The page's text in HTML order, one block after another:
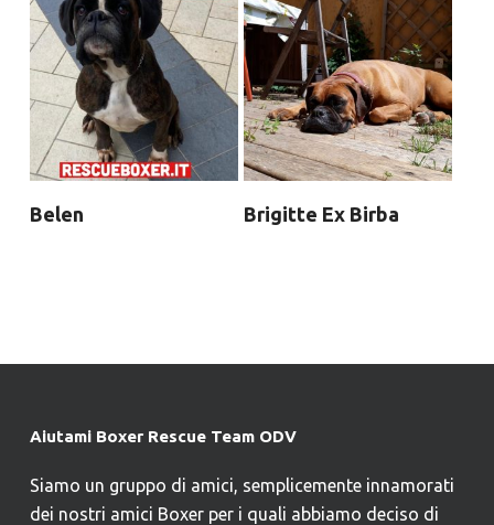
Belen Brigitte Ex Birba
Aiutami Boxer Rescue Team ODV
Siamo un gruppo di amici, semplicemente innamorati
dei nostri amici Boxer per i quali abbiamo deciso di